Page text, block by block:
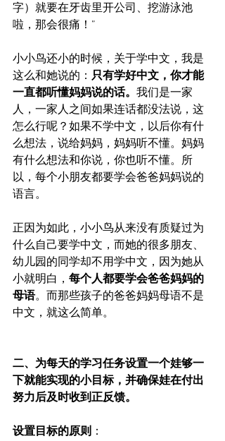
字）就要在牙齿里开公司、挖游泳池
啦，那会很痛！”
小小鸟还小的时候，关于学中文，我是
这么和她说的： 只有学好中文，你才能
一直都听懂妈妈说的话。 我们是一家
人，一家人之间如果连话都没法说，这
怎么行呢？如果不学中文，以后你有什
么想法，说给妈妈，妈妈听不懂。妈妈
有什么想法和你说，你也听不懂。所
以，每个小朋友都要学会爸爸妈妈说的
语言。
正因为如此，小小鸟从来没有质疑过为
什么自己要学中文，而她的很多朋友、
幼儿园的同学却不用学中文，因为她从
小就明白， 每个人都要学会爸爸妈妈的
母语。而那些孩子的爸爸妈妈母语不是
中文，就这么简单。
二、为每天的学习任务设置一个娃够一
下就能实现的小目标，并确保娃在付出
努力后及时收到正反馈。
设置目标的原则 ：